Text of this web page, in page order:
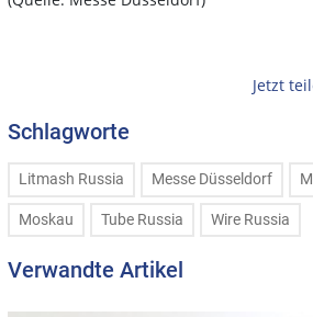
Jetzt
Schlagworte
Litmash Russia Messe Düsseldorf
Moskau Tube Russia Wire Russia
Verwandte Artikel